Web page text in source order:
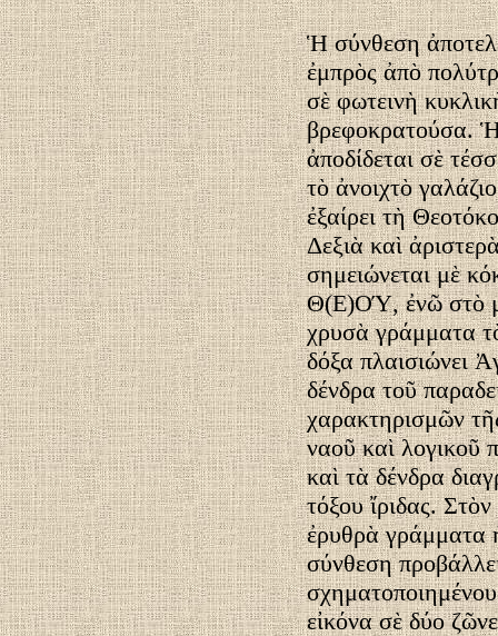
Ἡ σύνθεση
ἐμπρὸς ἀπὸ
σὲ φωτεινὴ
βρεφοκρατούσα.
ἀποδίδεται σὲ
τὸ ἀνοιχτὸ
ἐξαίρει τὴ
Δεξιὰ καὶ
σημειώνεται μὲ
Θ(Ε)ΟΎ, ἐνῶ στὸ
χρυσὰ γράμματα
δόξα πλαισιώνει
δένδρα τοῦ
χαρακτηρισμῶν
ναοῦ καὶ λογικοῦ
καὶ τὰ δένδρα
τόξου ἴριδας.
ἐρυθρὰ
σύνθεση
εἰκόνα σὲ δύο